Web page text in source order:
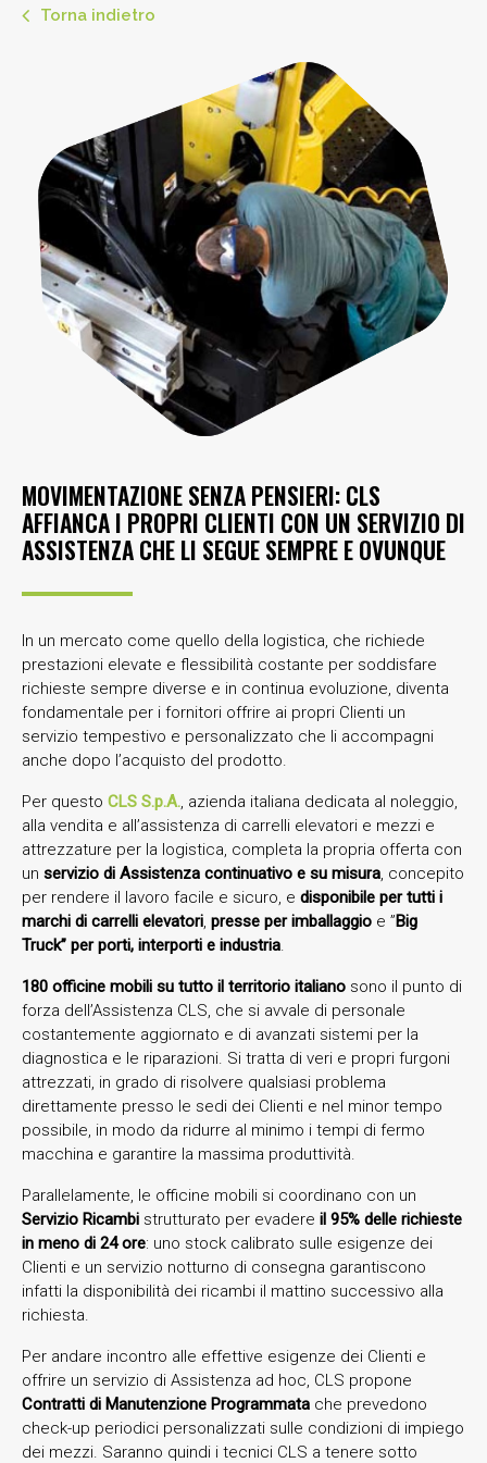
Torna indietro
MOVIMENTAZIONE SENZA PENSIERI: CLS
AFFIANCA I PROPRI CLIENTI CON UN SERVIZIO DI
ASSISTENZA CHE LI SEGUE SEMPRE E OVUNQUE
In un mercato come quello della logistica, che richiede
prestazioni elevate e flessibilità costante per soddisfare
richieste sempre diverse e in continua evoluzione, diventa
fondamentale per i fornitori offrire ai propri Clienti un
servizio tempestivo e personalizzato che li accompagni
anche dopo l’acquisto del prodotto.
Per questo CLS S.p.A., azienda italiana dedicata al noleggio,
alla vendita e all’assistenza di carrelli elevatori e mezzi e
attrezzature per la logistica, completa la propria offerta con
un servizio di Assistenza continuativo e su misura, concepito
per rendere il lavoro facile e sicuro, e disponibile per tutti i
marchi di carrelli elevatori, presse per imballaggio e ”Big
Truck” per porti, interporti e industria.
180 officine mobili su tutto il territorio italiano sono il punto di
forza dell’Assistenza CLS, che si avvale di personale
costantemente aggiornato e di avanzati sistemi per la
diagnostica e le riparazioni. Si tratta di veri e propri furgoni
attrezzati, in grado di risolvere qualsiasi problema
direttamente presso le sedi dei Clienti e nel minor tempo
possibile, in modo da ridurre al minimo i tempi di fermo
macchina e garantire la massima produttività.
Parallelamente, le officine mobili si coordinano con un
Servizio Ricambi strutturato per evadere il 95% delle richieste
in meno di 24 ore: uno stock calibrato sulle esigenze dei
Clienti e un servizio notturno di consegna garantiscono
infatti la disponibilità dei ricambi il mattino successivo alla
richiesta.
Per andare incontro alle effettive esigenze dei Clienti e
offrire un servizio di Assistenza ad hoc, CLS propone
Contratti di Manutenzione Programmata che prevedono
check-up periodici personalizzati sulle condizioni di impiego
dei mezzi. Saranno quindi i tecnici CLS a tenere sotto